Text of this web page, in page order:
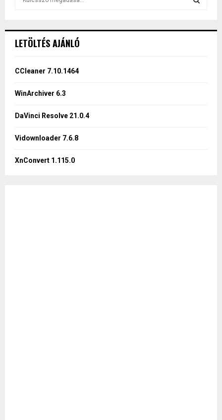
h
o
:
LETÖLTÉS AJÁNLÓ
CCleaner 7.10.1464
WinArchiver 6.3
DaVinci Resolve 21.0.4
Vidownloader 7.6.8
XnConvert 1.115.0